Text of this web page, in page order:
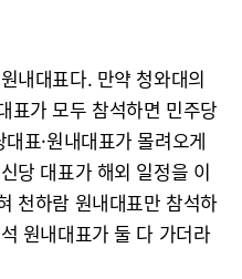
내대표다. 만약 청와대의
표가 모두 참석하면 민주당
표·원내대표가 몰려오게
당 대표가 해외 일정을 이
천하람 원내대표만 참석하
원내대표가 둘 다 가더라